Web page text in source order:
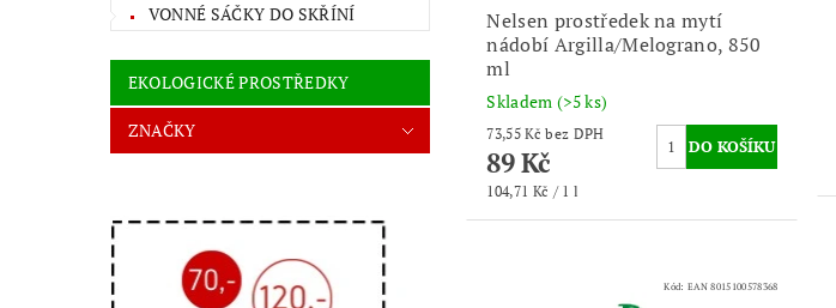
VONNÉ SÁČKY DO SKŘÍNÍ
EKOLOGICKÉ PROSTŘEDKY
ZNAČKY
Nelsen prostředek na mytí
nádobí Argilla/Melograno, 850
ml
Skladem (>5 ks)
73,55 Kč bez DPH
89 Kč
104,71 Kč / 1 l
Kód:EAN 8015100578368